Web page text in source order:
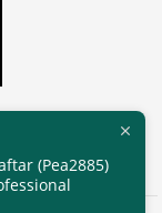
(Pea2885)